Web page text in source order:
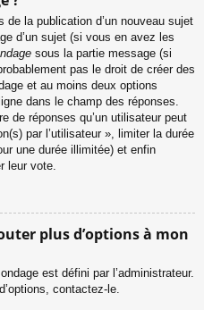
de la publication d’un nouveau sujet
d’un sujet (si vous en avez les
sous la partie message (si
pas le droit de créer des
et au moins deux options
dans le champ des réponses.
de réponses qu’un utilisateur peut
par l’utilisateur », limiter la durée
une durée illimitée) et enfin
leur vote.
plus d’options à mon
est défini par l’administrateur.
contactez-le.